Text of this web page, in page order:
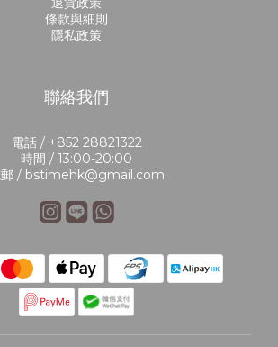
條款與細則
隱私政策
聯絡我們
電話 / +852 28821322
時間 / 13:00-20:00
郵 / bstimehk@gmail.com